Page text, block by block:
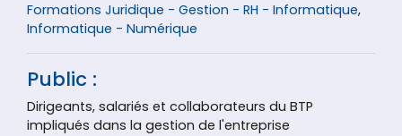
Formations Juridique - Gestion - RH - Informatique,
Informatique - Numérique
Public :
Dirigeants, salariés et collaborateurs du BTP
impliqués dans la gestion de l'entreprise